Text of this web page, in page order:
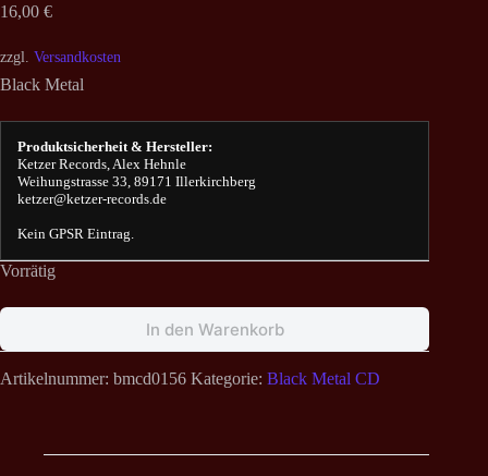
16,00 €
zzgl. Versandkosten
Black Metal
Produktsicherheit & Hersteller:
Ketzer Records, Alex Hehnle
Weihungstrasse 33, 89171 Illerkirchberg
ketzer@ketzer-records.de
Kein GPSR Eintrag.
Vorrätig
In den Warenkorb
Artikelnummer: bmcd0156 Kategorie: Black Metal CD